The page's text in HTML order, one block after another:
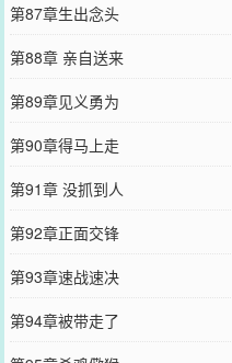
第87章生出念头
第88章 亲自送来
第89章见义勇为
第90章得马上走
第91章 没抓到人
第92章正面交锋
第93章速战速决
第94章被带走了